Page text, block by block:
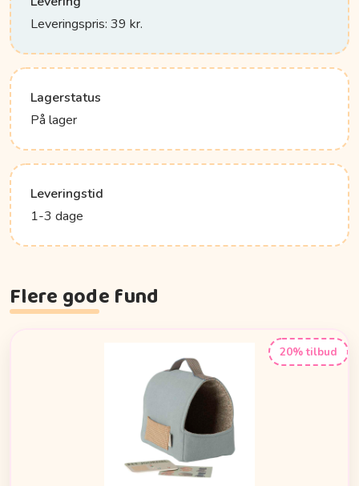
Leveringspris: 39 kr.
Lagerstatus
På lager
Leveringstid
1-3 dage
Flere gode fund
20% tilbud